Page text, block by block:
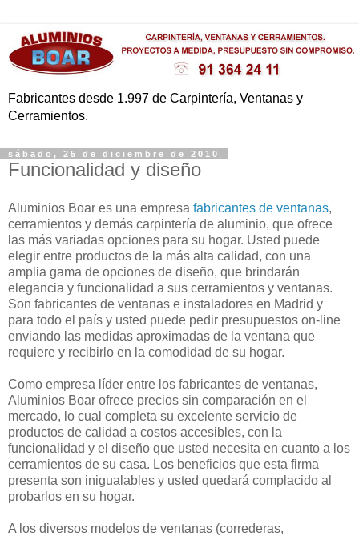
Fabricantes desde 1.997 de Carpintería, Ventanas y
Cerramientos.
sábado, 25 de diciembre de 2010
Funcionalidad y diseño
Aluminios Boar es una empresa fabricantes de ventanas,
cerramientos y demás carpintería de aluminio, que ofrece
las más variadas opciones para su hogar. Usted puede
elegir entre productos de la más alta calidad, con una
amplia gama de opciones de diseño, que brindarán
elegancia y funcionalidad a sus cerramientos y ventanas.
Son fabricantes de ventanas e instaladores en Madrid y
para todo el país y usted puede pedir presupuestos on-line
enviando las medidas aproximadas de la ventana que
requiere y recibirlo en la comodidad de su hogar.
Como empresa líder entre los fabricantes de ventanas,
Aluminios Boar ofrece precios sin comparación en el
mercado, lo cual completa su excelente servicio de
productos de calidad a costos accesibles, con la
funcional idad y el diseño que usted necesita en cuanto a los
cerramientos de su casa. Los beneficios que esta firma
presenta son inigualables y usted quedará complacido al
probarlos en su hogar.
A los diversos modelos de ventanas (correderas,